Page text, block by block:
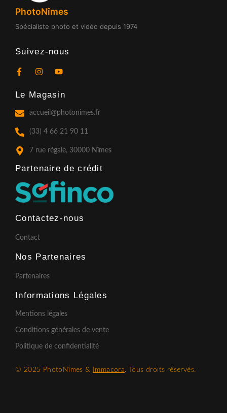
PhotoNîmes
Spécialiste photo et vidéo depuis 1974
Suivez-nous
F
e
o
o
k
-
f
I
t
g
a
m
Y
t
b
Le Magasin
accueil@photonimes.fr
(33) 4 66 21 90 11
7 rue régale, 30000 Nîmes
Partenaire de crédit​
Contactez-nous
Contact
Nos Partenaires
Partenaires
Informations Légales
Mentions légales
Conditions générales de vente
Politique de confidentialité
© 2025 PhotoNîmes & Immacora. Tous droits réservés.